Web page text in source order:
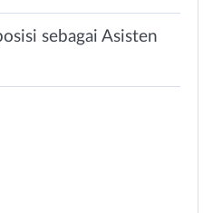
sebagai Asisten